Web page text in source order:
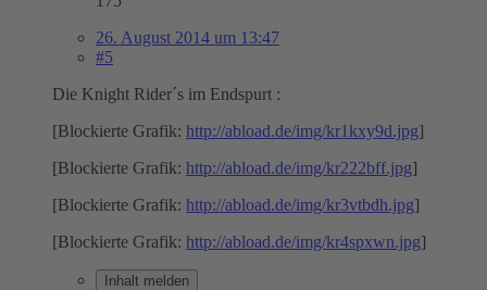
26. August 2014 um 13:47
#5
Die Knight Rider´s im Endspurt :
[Blockierte Grafik: http://abload.de/img/kr1kxy9d.jpg]
[Blockierte Grafik: http://abload.de/img/kr222bff.jpg]
[Blockierte Grafik: http://abload.de/img/kr3vtbdh.jpg]
[Blockierte Grafik: http://abload.de/img/kr4spxwn.jpg]
Inhalt melden